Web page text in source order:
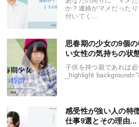
か？連絡がマメだった
付いてく...
思春期の少女の9個
い女性の気持ちの状
子供を持つ親であれば
_highlight
感受性が強い人の特
仕事9選とその理由...